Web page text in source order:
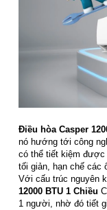
Điều hòa Casper
nó hướng tới công
có thể tiết kiệm được
tối giản, hạn chế các
Với cấu trúc nguyên
12000 BTU 1 Chiều
1 người, nhờ đó tiết